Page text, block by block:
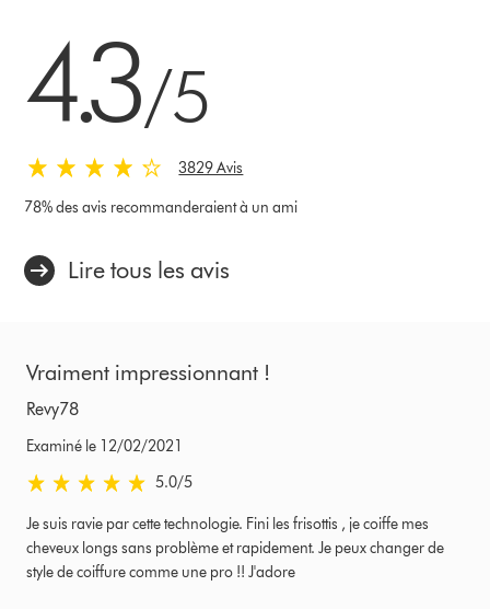
4.3/5
3829 Avis
78% des avis recommanderaient à un ami
Lire tous les avis
Vraiment impressionnant !
Revy78
Examiné le 12/02/2021
5.0 stars out of 5 from Examiné le 12/02/2021 Avis
5.0/5
Je suis ravie par cette technologie. Fini les frisottis , je coiffe mes
cheveux longs sans problème et rapidement. Je peux changer de
style de coiffure comme une pro !! J'adore